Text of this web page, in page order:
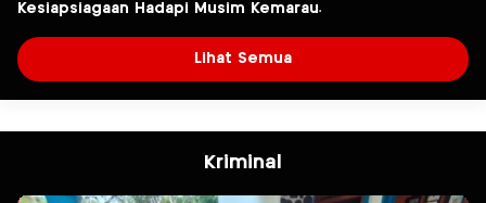
Kesiapsiagaan Hadapi Musim Kemarau.
Lihat Semua
Kriminal